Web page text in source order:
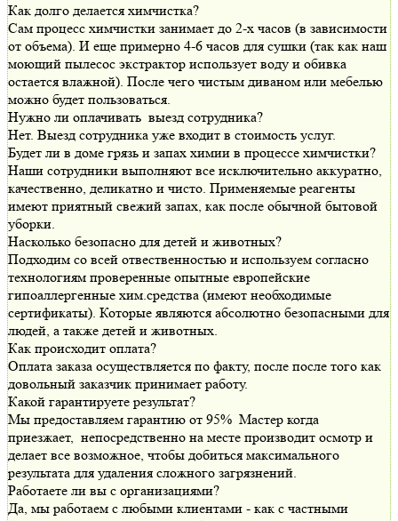
Как долго делается химчистка?
Сам процесс химчистки занимает до 2-х часов (в зависимости
от объема). И еще примерно 4-6 часов для сушки (так как наш
моющий пылесос экстрактор использует воду и обивка
остается влажной). После чего чистым диваном или мебелью
можно будет пользоваться.
Нужно ли оплачивать выезд сотрудника?
Нет. Выезд сотрудника уже входит в стоимость услуг.
Будет ли в доме грязь и запах химии в процессе химчистки?
Наши сотрудники выполняют все исключительно аккуратно,
качественно, деликатно и чисто. Применяемые реагенты
имеют приятный свежий запах, как после обычной бытовой
уборки.
Насколько безопасно для детей и животных?
Подходим со всей отвественностью и используем согласно
технологиям проверенные опытные европейские
гипоаллергенные хим.средства (имеют необходимые
сертификаты). Которые являются абсолютно безопасными для
людей, а также детей и животных.
Как происходит оплата?
Оплата заказа осуществляется по факту, после после того как
довольный заказчик принимает работу.
Какой гарантируете результат?
Мы предоставляем гарантию от 95% Мастер когда
приезжает, непосредственно на месте производит осмотр и
делает все возможное, чтобы добиться максимального
результата для удаления сложного загрязнений.
Работаете ли вы с организациями?
Да, мы работаем с любыми клиентами - как с частными